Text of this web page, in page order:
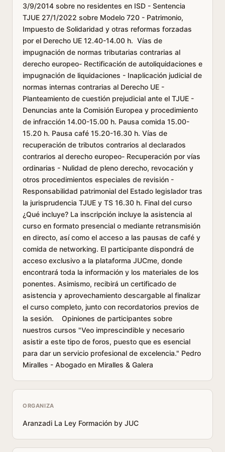
3/9/2014 sobre no residentes en ISD - Sentencia
TJUE 27/1/2022 sobre Modelo 720 - Patrimonio,
Impuesto de Solidaridad y otras reformas forzadas
por el Derecho UE 12.40-14.00 h. Vías de
impugnación de normas tributarias contrarias al
derecho europeo- Rectificación de autoliquidaciones e
impugnación de liquidaciones - Inaplicación judicial de
normas internas contrarias al Derecho UE -
Planteamiento de cuestión prejudicial ante el TJUE -
Denuncias ante la Comisión Europea y procedimiento
de infracción 14.00-15.00 h. Pausa comida 15.00-
15.20 h. Pausa café 15.20-16.30 h. Vías de
recuperación de tributos contrarios al declarados
contrarios al derecho europeo- Recuperación por vías
ordinarias - Nulidad de pleno derecho, revocación y
otros procedimientos especiales de revisión -
Responsabilidad patrimonial del Estado legislador tras
la jurisprudencia TJUE y TS 16.30 h. Final del curso
¿Qué incluye? La inscripción incluye la asistencia al
curso en formato presencial o mediante retransmisión
en directo, así como el acceso a las pausas de café y
comida de networking. El participante dispondrá de
acceso exclusivo a la plataforma JUCme, donde
encontrará toda la información y los materiales de los
ponentes. Asimismo, recibirá un certificado de
asistencia y aprovechamiento descargable al finalizar
el curso completo, junto con recordatorios previos de
la sesión. Opiniones de participantes sobre
nuestros cursos "Veo imprescindible y necesario
asistir a este tipo de foros, puesto que es esencial
para dar un servicio profesional de excelencia." Pedro
Miralles - Abogado en Miralles & Galera
ORGANIZA
Aranzadi La Ley Formación by JUC